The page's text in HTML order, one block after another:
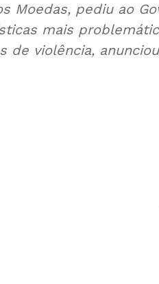
Moedas, pediu ao
mais
de violência,